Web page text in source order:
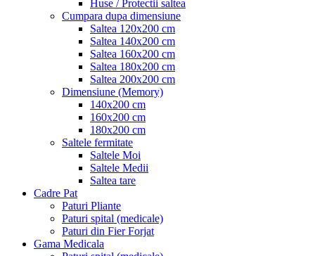
Huse / Protectii saltea
Cumpara dupa dimensiune
Saltea 120x200 cm
Saltea 140x200 cm
Saltea 160x200 cm
Saltea 180x200 cm
Saltea 200x200 cm
Dimensiune (Memory)
140x200 cm
160x200 cm
180x200 cm
Saltele fermitate
Saltele Moi
Saltele Medii
Saltea tare
Cadre Pat
Paturi Pliante
Paturi spital (medicale)
Paturi din Fier Forjat
Gama Medicala